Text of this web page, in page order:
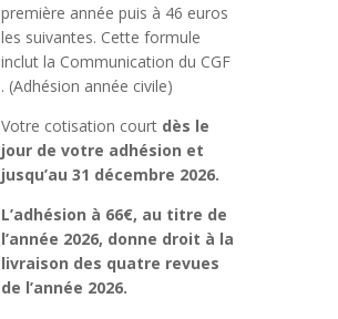
première année puis à 46 euros
les suivantes. Cette formule
inclut la Communication du CGF
. (Adhésion année civile)
Votre cotisation court dès le
jour de votre adhésion et
jusqu’au 31 décembre 2026.
L’adhésion à 66€, au titre de
l’année 2026, donne droit à la
livraison des quatre revues
de l’année 2026.